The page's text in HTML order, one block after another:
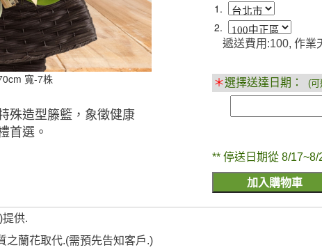
寬-7株
殊造型籐籃，象徵健康
首選。
1.
2.
遞送費用:100, 作業
＊選擇送達日期： (可
** 停送日期從 8/17~8/
供.
之蘭花取代.(需預先告知客戶.)